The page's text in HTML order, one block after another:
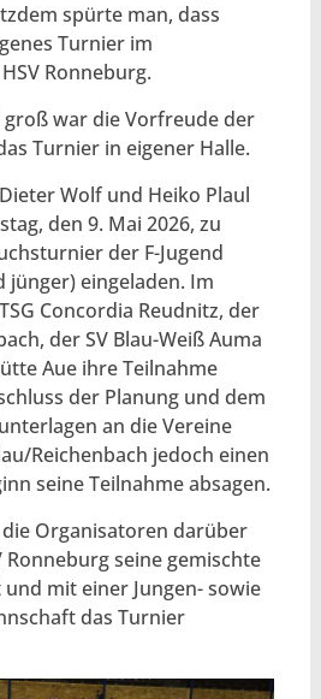
spürte man, dass
Turnier im
Ronneburg.
war die Vorfreude der
Turnier in eigener Halle.
Wolf und Heiko Plaul
den 9. Mai 2026, zu
der F-Jugend
jünger) eingeladen. Im
Concordia Reudnitz, der
der SV Blau-Weiß Auma
Aue ihre Teilnahme
der Planung und dem
an die Vereine
Reichenbach jedoch einen
seine Teilnahme absagen.
Organisatoren darüber
Ronneburg seine gemischte
mit einer Jungen- sowie
das Turnier